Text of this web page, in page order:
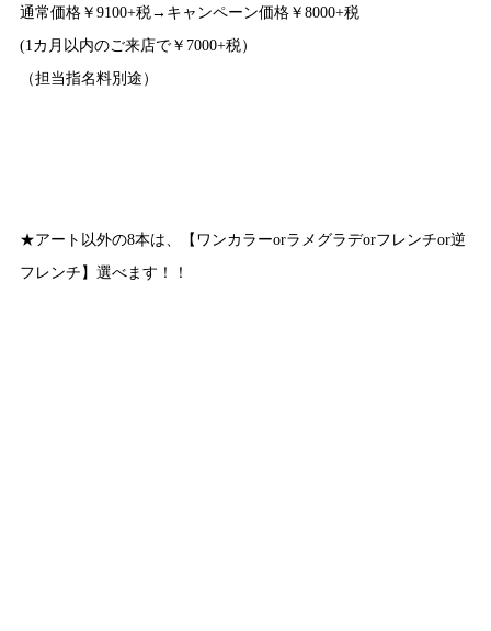
通常価格￥9100+税→キャンペーン価格￥8000+税
(1カ月以内のご来店で￥7000+税）
（担当指名料別途）
★アート以外の8本は、【ワンカラーorラメグラデorフレンチor逆
フレンチ】選べます！！